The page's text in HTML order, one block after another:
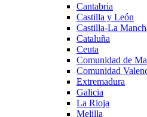
Cantabria
Castilla y León
Castilla-La
Cataluña
Ceuta
Comunidad de
Comunidad
Extremadura
Galicia
La Rioja
Melilla